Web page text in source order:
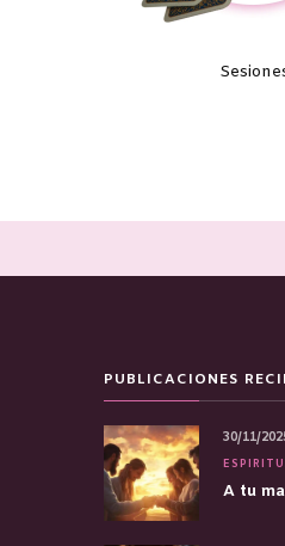
PUBLICACIONES
A tu
30/11/